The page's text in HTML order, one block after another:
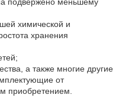
подвержено меньшему
химической и
хранения
а также многие другие
от
приобретением.